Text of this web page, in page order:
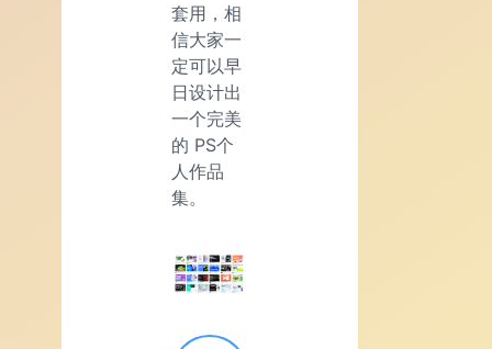
套用，相
信大家一
定可以早
日设计出
一个完美
的 PS个
人作品
集。